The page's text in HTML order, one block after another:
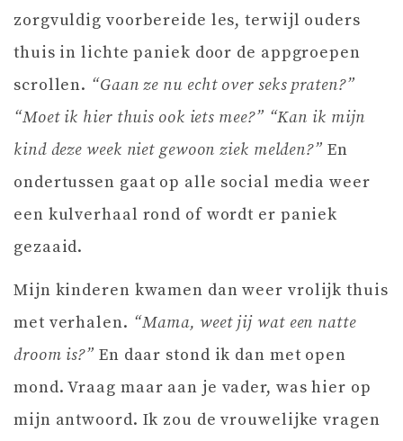
zorgvuldig voorbereide les, terwijl ouders
thuis in lichte paniek door de appgroepen
scrollen. “Gaan ze nu echt over seks praten?”
“Moet ik hier thuis ook iets mee?” “Kan ik mijn
kind deze week niet gewoon ziek melden?” En
ondertussen gaat op alle social media weer
een kulverhaal rond of wordt er paniek
gezaaid.
Mijn kinderen kwamen dan weer vrolijk thuis
met verhalen. “Mama, weet jij wat een natte
droom is?” En daar stond ik dan met open
mond. Vraag maar aan je vader, was hier op
mijn antwoord. Ik zou de vrouwelijke vragen